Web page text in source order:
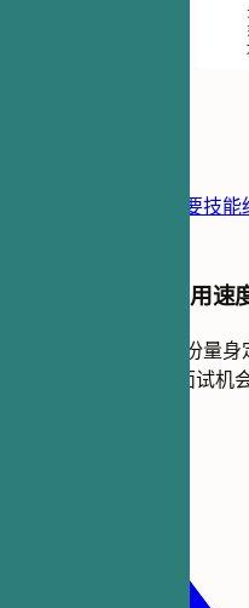
摘要技能
创建一份让您被录用
在几分钟内，创建一份量
可以获得6倍以上的面试机会